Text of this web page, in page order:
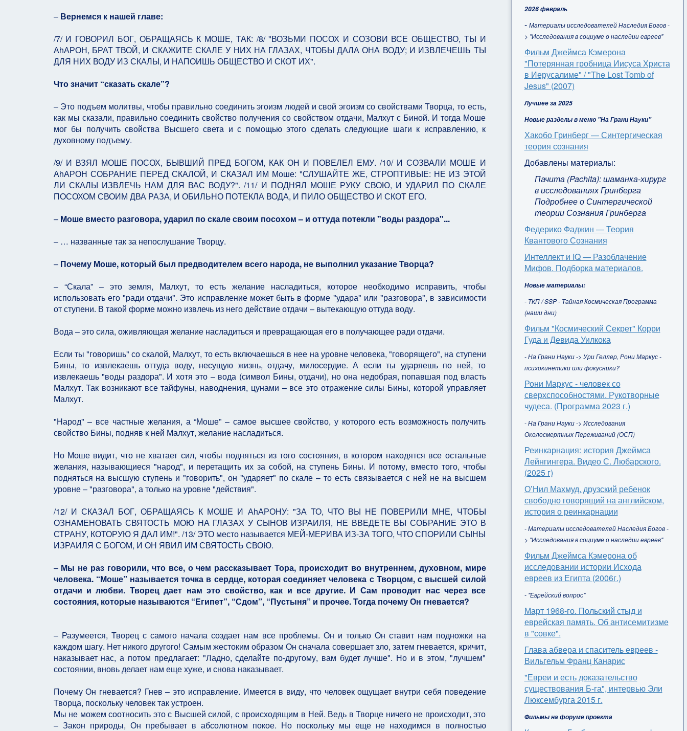
– Вернемся к нашей главе:
/7/ И ГОВОРИЛ БОГ, ОБРАЩАЯСЬ К МОШЕ, ТАК: /8/ "ВОЗЬМИ ПОСОХ И СОЗОВИ ВСЕ ОБЩЕСТВО, ТЫ И
АhАРОН, БРАТ ТВОЙ, И СКАЖИТЕ СКАЛЕ У НИХ НА ГЛАЗАХ, ЧТОБЫ ДАЛА ОНА ВОДУ; И ИЗВЛЕЧЕШЬ ТЫ
ДЛЯ НИХ ВОДУ ИЗ СКАЛЫ, И НАПОИШЬ ОБЩЕСТВО И СКОТ ИХ".
Что значит “сказать скале”?
– Это подъем молитвы, чтобы правильно соединить эгоизм людей и свой эгоизм со свойствами Творца, то есть,
как мы сказали, правильно соединить свойство получения со свойством отдачи, Малхут с Биной. И тогда Моше
мог бы получить свойства Высшего света и с помощью этого сделать следующие шаги к исправлению, к
духовному подъему.
/9/ И ВЗЯЛ МОШЕ ПОСОХ, БЫВШИЙ ПРЕД БОГОМ, КАК ОН И ПОВЕЛЕЛ ЕМУ. /10/ И СОЗВАЛИ МОШЕ И
АhАРОН СОБРАНИЕ ПЕРЕД СКАЛОЙ, И СКАЗАЛ ИМ Моше: "СЛУШАЙТЕ ЖЕ, СТРОПТИВЫЕ: НЕ ИЗ ЭТОЙ
ЛИ СКАЛЫ ИЗВЛЕЧЬ НАМ ДЛЯ ВАС ВОДУ?". /11/ И ПОДНЯЛ МОШЕ РУКУ СВОЮ, И УДАРИЛ ПО СКАЛЕ
ПОСОХОМ СВОИМ ДВА РАЗА, И ОБИЛЬНО ПОТЕКЛА ВОДА, И ПИЛО ОБЩЕСТВО И СКОТ ЕГО.
– Моше вместо разговора, ударил по скале своим посохом – и оттуда потекли "воды раздора"...
– … названные так за непослушание Творцу.
–Почему Моше, который был предводителем всего народа, не выполнил указание Творца?
– “Скала” – это земля, Малхут, то есть желание насладиться, которое необходимо исправить, чтобы
использовать его "ради отдачи". Это исправление может быть в форме "удара" или "разговора", в зависимости
от ступени. В такой форме можно извлечь из него действие отдачи – вытекающую оттуда воду.
Вода – это сила, оживляющая желание насладиться и превращающая его в получающее ради отдачи.
Если ты "говоришь" со скалой, Малхут, то есть включаешься в нее на уровне человека, "говорящего", на ступени
Бины, то извлекаешь оттуда воду, несущую жизнь, отдачу, милосердие. А если ты ударяешь по ней, то
извлекаешь "воды раздора". И хотя это – вода (символ Бины, отдачи), но она недобрая, попавшая под власть
Малхут. Так возникают все тайфуны, наводнения, цунами – все это отражение силы Бины, которой управляет
Малхут.
"Народ" – все частные желания, а “Моше” – самое высшее свойство, у которого есть возможность получить
свойство Бины, подняв к ней Малхут, желание насладиться.
Но Моше видит, что не хватает сил, чтобы подняться из того состояния, в котором находятся все остальные
желания, называющиеся "народ", и перетащить их за собой, на ступень Бины. И потому, вместо того, чтобы
подняться на высшую ступень и "говорить", он "ударяет" по скале – то есть связывается с ней не на высшем
уровне – "разговора", а только на уровне "действия".
/12/ И СКАЗАЛ БОГ, ОБРАЩАЯСЬ К МОШЕ И АhАРОНУ: "ЗА ТО, ЧТО ВЫ НЕ ПОВЕРИЛИ МНЕ, ЧТОБЫ
ОЗНАМЕНОВАТЬ СВЯТОСТЬ МОЮ НА ГЛАЗАХ У СЫНОВ ИЗРАИЛЯ, НЕ ВВЕДЕТЕ ВЫ СОБРАНИЕ ЭТО В
СТРАНУ, КОТОРУЮ Я ДАЛ ИМ!". /13/ ЭТО место называется МЕЙ-МЕРИВА ИЗ-ЗА ТОГО, ЧТО СПОРИЛИ СЫНЫ
ИЗРАИЛЯ С БОГОМ, И ОН ЯВИЛ ИМ СВЯТОСТЬ СВОЮ.
– Мы не раз говорили, что все, о чем рассказывает Тора, происходит во внутреннем, духовном, мире
человека. “Моше” называется точка в сердце, которая соединяет человека с Творцом, с высшей силой
отдачи и любви. Творец дает нам это свойство, как и все другие. И Сам проводит нас через все
состояния, которые называются “Египет”, “Сдом”, “Пустыня” и прочее. Тогда почему Он гневается?
– Разумеется, Творец с самого начала создает нам все проблемы. Он и только Он ставит нам подножки на
каждом шагу. Нет никого другого! Самым жестоким образом Он сначала совершает зло, затем гневается, кричит,
наказывает нас, а потом предлагает: "Ладно, сделайте по-другому, вам будет лучше". Но и в этом, "лучшем"
состоянии, вновь делает нам еще хуже, и снова наказывает.
Почему Он гневается? Гнев – это исправление. Имеется в виду, что человек ощущает внутри себя поведение
Творца, поскольку человек так устроен.
Мы не можем соотносить это с Высшей силой, с происходящим в Ней. Ведь в Творце ничего не происходит, это
– Закон природы, Он пребывает в абсолютном покое. Но поскольку мы еще не находимся в полностью
2026 февраль
- Материалы исследователей Наследия Богов -
> "Исследования в социуме о наследии евреев"
Фильм Джеймса Кэмерона
"Потерянная гробница Иисуса Христа
в Иерусалиме" / "The Lost Tomb of
Jesus" (2007)
Лучшее за 2025
Новые разделы в меню "На Грани Науки"
Хакобо Гринберг — Синтергическая
теория сознания
Добавлены материалы:
Пачита (Pachita): шаманка-хирург
в исследованиях Гринберга
Подробнее о Синтергической
теории Сознания Гринберга
Федерико Фаджин — Теория
Квантового Сознания
Интеллект и IQ — Разоблачение
Мифов. Подборка материалов.
Новые материалы:
- ТКП / SSP - Тайная Космическая Программа
(наши дни)
Фильм "Космический Секрет" Корри
Гуда и Девида Уилкока
- На Грани Науки -> Ури Геллер, Рони Маркус -
психокинетики или фокусники?
Рони Маркус - человек со
сверхспособностями. Рукотворные
чудеса. (Программа 2023 г.)
- На Грани Науки -> Исследования
Околосмертных Переживаний (ОСП)
Реинкарнация: история Джеймса
Лейнгингера. Видео С. Любарского.
(2025 г)
О’Нил Махмуд, друзский ребенок
свободно говорящий на английском,
история о реинкарнации
- Материалы исследователей Наследия Богов -
> "Исследования в социуме о наследии евреев"
Фильм Джеймса Кэмерона об
исследовании истории Исхода
евреев из Египта (2006г.)
- "Еврейский вопрос"
Март 1968-го. Польский стыд и
еврейская память. Об антисемитизме
в "совке".
Глава абвера и спаситель евреев -
Вильгельм Франц Канарис
"Евреи и есть доказательство
существования Б-га", интервью Эли
Люксембурга 2015 г.
Фильмы на форуме проекта